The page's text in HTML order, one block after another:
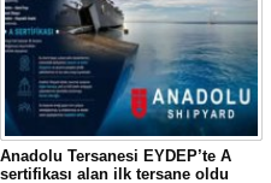
Anadolu Tersanesi EYDEP’te A
sertifikası alan ilk tersane oldu